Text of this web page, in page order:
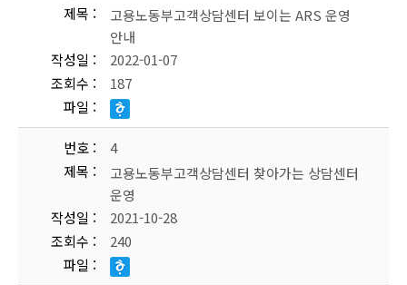
제목
고용노동부고객상담센터 보이는 ARS 운영
안내
작성일
2022-01-07
조회수
187
파일
번호
4
제목
고용노동부고객상담센터 찾아가는 상담센터
운영
작성일
2021-10-28
조회수
240
파일